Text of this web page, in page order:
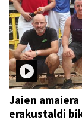
Jaien
erakustaldi